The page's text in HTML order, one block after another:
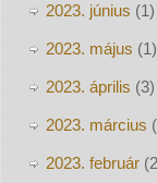
2023. június (1)
2023. május (1)
2023. április (3)
2023. március
2023. február